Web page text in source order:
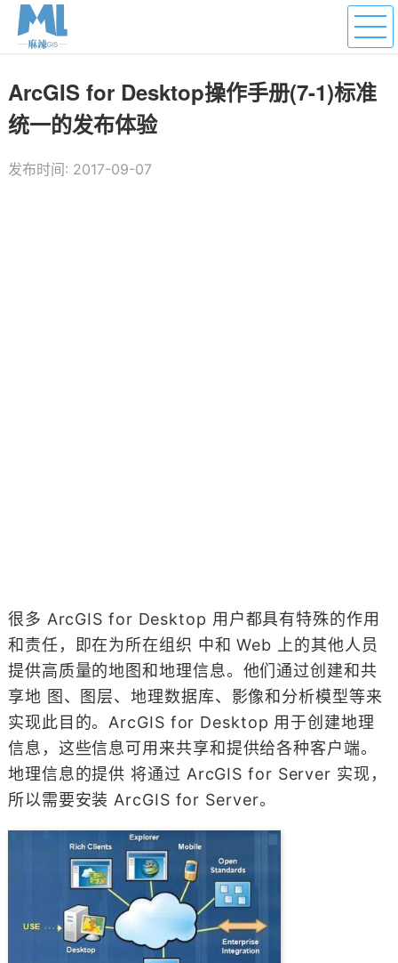
ArcGIS for Desktop操作手册(7-1)标准
统一的发布体验
发布时间: 2017-09-07
很多 ArcGIS for Desktop 用户都具有特殊的作用
和责任，即在为所在组织 中和 Web 上的其他人员
提供高质量的地图和地理信息。他们通过创建和共
享地 图、图层、地理数据库、影像和分析模型等来
实现此目的。ArcGIS for Desktop 用于创建地理
信息，这些信息可用来共享和提供给各种客户端。
地理信息的提供 将通过 ArcGIS for Server 实现，
所以需要安装 ArcGIS for Server。